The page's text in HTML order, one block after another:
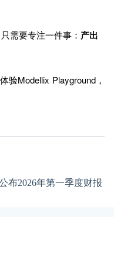
需要专注一件事： 产出
体验Modellix Playground，
布2026年第一季度财报